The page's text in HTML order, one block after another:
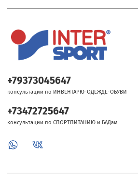
+79373045647
консультации по ИНВЕНТАРЮ-ОДЕЖДЕ-ОБУВИ
+73472725647
консультации по СПОРТПИТАНИЮ и БАДам